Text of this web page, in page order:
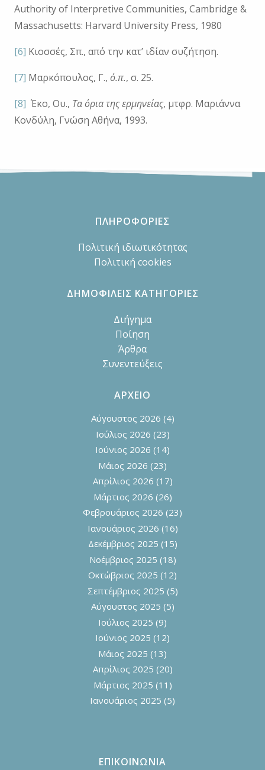
Authority of Interpretive Communities, Cambridge &
Massachusetts: Harvard University Press, 1980
[6] Κιοσσές, Σπ., από την κατ’ ιδίαν συζήτηση.
[7] Μαρκόπουλος, Γ., ό.π., σ. 25.
[8] Έκο, Ου., Τα όρια της ερμηνείας, μτφρ. Μαριάννα
Κονδύλη, Γνώση Αθήνα, 1993.
ΠΛΗΡΟΦΟΡΙΕΣ
Πολιτική ιδιωτικότητας
Πολιτική cookies
ΔΗΜΟΦΙΛΕΙΣ ΚΑΤΗΓΟΡΙΕΣ
Διήγημα
Ποίηση
Άρθρα
Συνεντεύξεις
ΑΡΧΕΙΟ
Αύγουστος 2026 (4)
Ιούλιος 2026 (23)
Ιούνιος 2026 (14)
Μάιος 2026 (23)
Απρίλιος 2026 (17)
Μάρτιος 2026 (26)
Φεβρουάριος 2026 (23)
Ιανουάριος 2026 (16)
Δεκέμβριος 2025 (15)
Νοέμβριος 2025 (18)
Οκτώβριος 2025 (12)
Σεπτέμβριος 2025 (5)
Αύγουστος 2025 (5)
Ιούλιος 2025 (9)
Ιούνιος 2025 (12)
Μάιος 2025 (13)
Απρίλιος 2025 (20)
Μάρτιος 2025 (11)
Ιανουάριος 2025 (5)
ΕΠΙΚΟΙΝΩΝΙΑ